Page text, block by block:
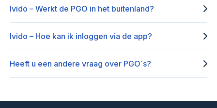
Ivido – Werkt de PGO in het buitenland?
Ivido – Hoe kan ik inloggen via de app?
Heeft u een andere vraag over PGO´s?